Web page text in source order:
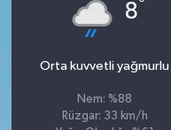
8°
Orta kuvvetli yağmurlu
Nem: %88
Rüzgar: 33 km/h